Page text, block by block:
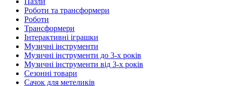
Роботи та трансформери
Роботи
Трансформери
Інтерактивні іграшки
Музичні інструменти
Музичні інструменти до 3-х років
Музичні інструменти від 3-х років
Сезонні товари
Сачок для метеликів